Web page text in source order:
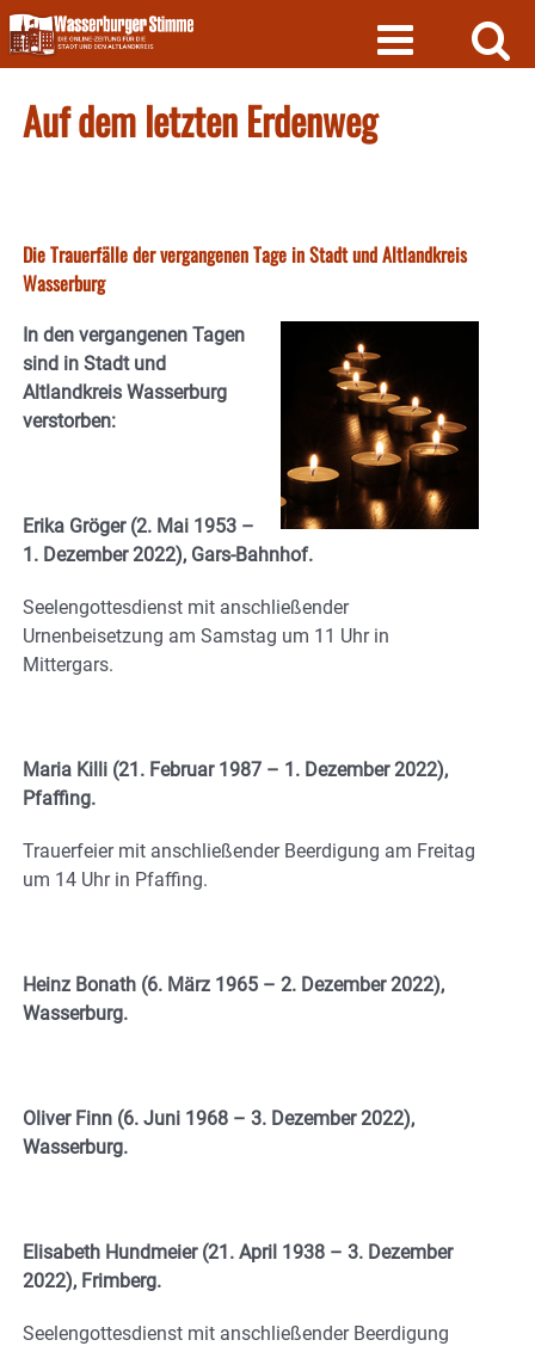
Skip
to
content
Auf dem letzten Erdenweg
Die Trauerfälle der vergangenen Tage in Stadt und Altlandkreis
Wasserburg
In den vergangenen Tagen
sind in Stadt und
Altlandkreis Wasserburg
verstorben:
Erika Gröger (2. Mai 1953 –
1. Dezember 2022), Gars-Bahnhof.
Seelengottesdienst mit anschließender
Urnenbeisetzung am Samstag um 11 Uhr in
Mittergars.
Maria Killi (21. Februar 1987 – 1. Dezember 2022),
Pfaffing.
Trauerfeier mit anschließender Beerdigung am Freitag
um 14 Uhr in Pfaffing.
Heinz Bonath (6. März 1965 – 2. Dezember 2022),
Wasserburg.
Oliver Finn (6. Juni 1968 – 3. Dezember 2022),
Wasserburg.
Elisabeth Hundmeier (21. April 1938 – 3. Dezember
2022), Frimberg.
Seelengottesdienst mit anschließender Beerdigung